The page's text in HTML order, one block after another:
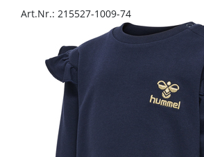
Art.Nr.: 215527-1009-74